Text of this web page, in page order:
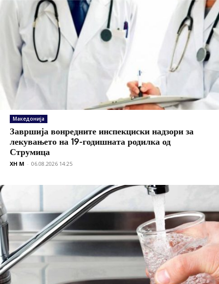
Македонија
Завршија вонредните инспекциски надзори за
лекувањето на 19-годишната родилка од
Струмица
XH M - 06.08.2026 14:25